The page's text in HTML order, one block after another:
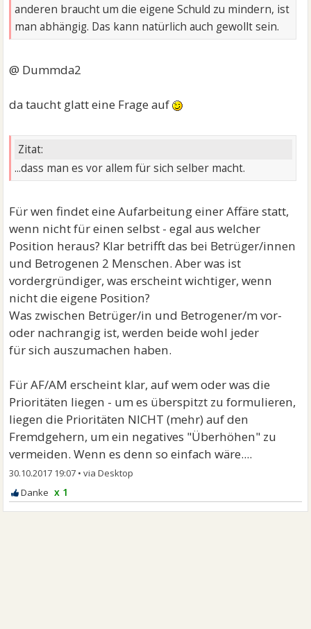
anderen braucht um die eigene Schuld zu mindern, ist
man abhängig. Das kann natürlich auch gewollt sein.
@ Dummda2
da taucht glatt eine Frage auf
Zitat:
...dass man es vor allem für sich selber macht.
Für wen findet eine Aufarbeitung einer Affäre statt,
wenn nicht für einen selbst - egal aus welcher
Position heraus? Klar betrifft das bei Betrüger/innen
und Betrogenen 2 Menschen. Aber was ist
vordergründiger, was erscheint wichtiger, wenn
nicht die eigene Position?
Was zwischen Betrüger/in und Betrogener/m vor-
oder nachrangig ist, werden beide wohl jeder
für sich auszumachen haben.
Für AF/AM erscheint klar, auf wem oder was die
Prioritäten liegen - um es überspitzt zu formulieren,
liegen die Prioritäten NICHT (mehr) auf den
Fremdgehern, um ein negatives "Überhöhen" zu
vermeiden. Wenn es denn so einfach wäre....
30.10.2017 19:07 •
x 1